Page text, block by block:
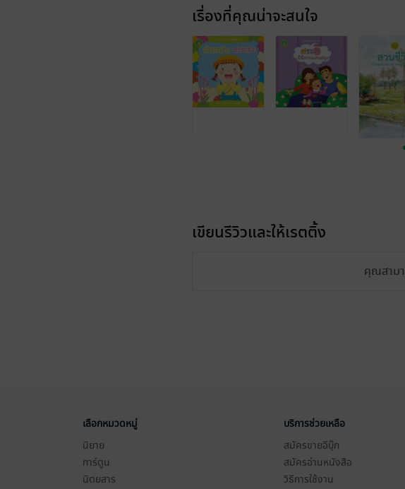
เรื่องที่คุณน่าจะสนใจ
เขียนรีวิวและให้เรตติ้ง
คุณสาม
เลือกหมวดหมู่
นิยาย
การ์ตูน
นิตยสาร
บริการช่วยเหลือ
สมัครขายอีบุ๊ก
สมัครอ่านหนังสือ
วิธีการใช้งาน